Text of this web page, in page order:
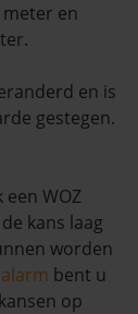
en
en is
gestegen.
WOZ
kans laag
worden
bent u
op